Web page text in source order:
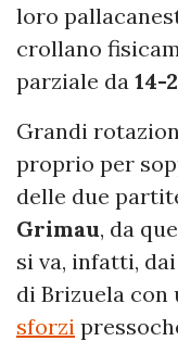
loro
crollano
parziale da 14-2
Grandi
proprio per
delle due
Grimau, da
si va, infatti, dai
di Brizuela con
sforzi